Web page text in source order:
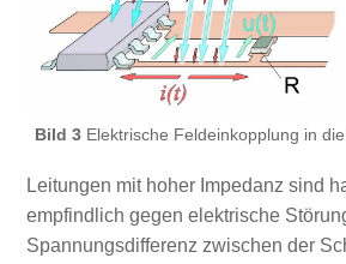
Bild 3Elektrische Feldeinkopplung in
Leitungen mit hoher Impedanz sind
empfindlich gegen elektrische
Spannungsdifferenz zwischen der